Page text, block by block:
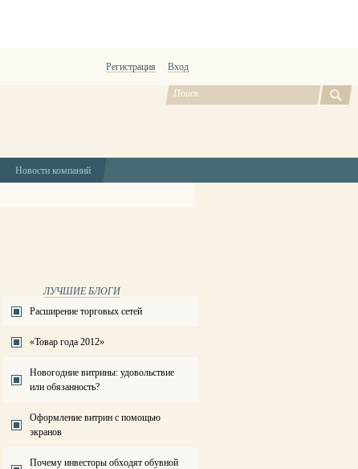
Регистрация Вход
Новости компаний
ЛУЧШИЕ БЛОГИ
Расширение торговых сетей
«Товар года 2012»
Новогодние витрины: удовольствие
или обязанность?
Оформление витрин с помощью
экранов
Почему инвесторы обходят обувной